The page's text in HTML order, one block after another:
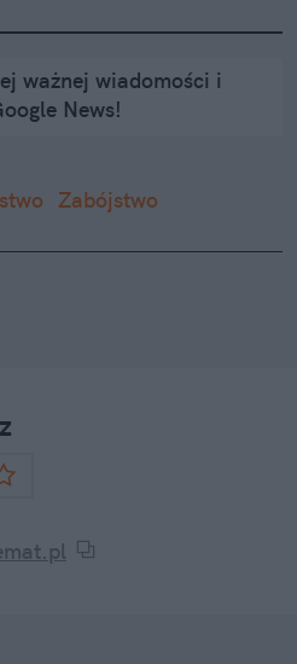
ważnej wiadomości i
News!
Zabójstwo